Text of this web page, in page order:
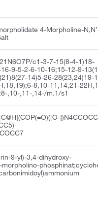
4-Morpholine-
c1-3-7-15(8-4-1)18-
9-5-2-6-10-16;15-12-9-
14)5-26-28(23,24)19-
8,10-11,14,21-
,10-,11-,14-/m.1/s1
9-yl)-3,4-dihydroxy-